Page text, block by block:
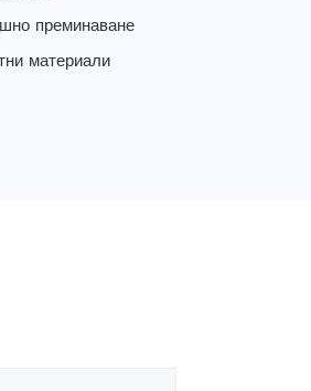
преминаване
материали